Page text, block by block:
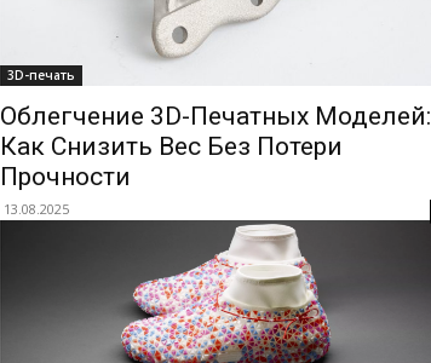
3D-печать
Облегчение 3D-Печатных Моделей:
Как Снизить Вес Без Потери
Прочности
13.08.2025